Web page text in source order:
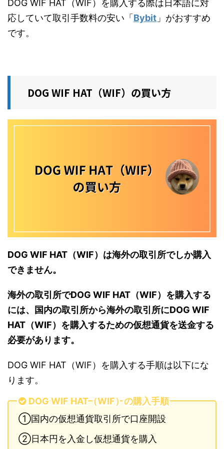
DOG WIF HAT（WIF）を購入する際は日本語に対
応していて取引手数料の安い「 Bybit 」がおすすめ
です。
DOG WIF HAT（WIF）の買い方
DOG WIF HAT（WIF）は海外の取引所でしか購入
できません。
海外の取引所でDOG WIF HAT（WIF）を購入する
には、国内の取引所から海外の取引所にDOG WIF
HAT（WIF）を購入するための仮想通貨を送金する
必要があります。
DOG WIF HAT（WIF）を購入する手順は以下にな
ります。
DOG WIF HAT（WIF）の購入手順
①国内の仮想通貨取引所で口座開設
②日本円を入金し仮想通貨を購入